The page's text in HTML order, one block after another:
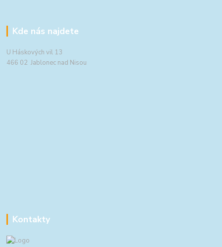
Kde nás najdete
U Háskových vil 13
466 02 Jablonec nad Nisou
Kontakty